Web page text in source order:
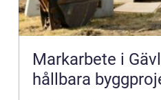
Markarbete i
hållbara